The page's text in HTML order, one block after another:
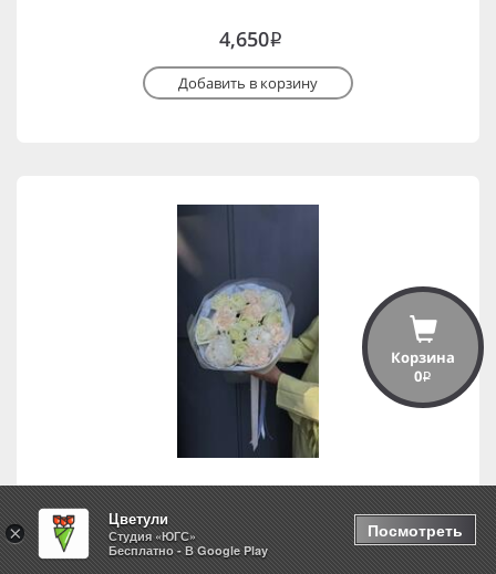
4,650i
Добавить в корзину
Свидание
Корзина
0i
×
Цветули
Студия «ЮГС»
Бесплатно - В Google Play
Посмотреть